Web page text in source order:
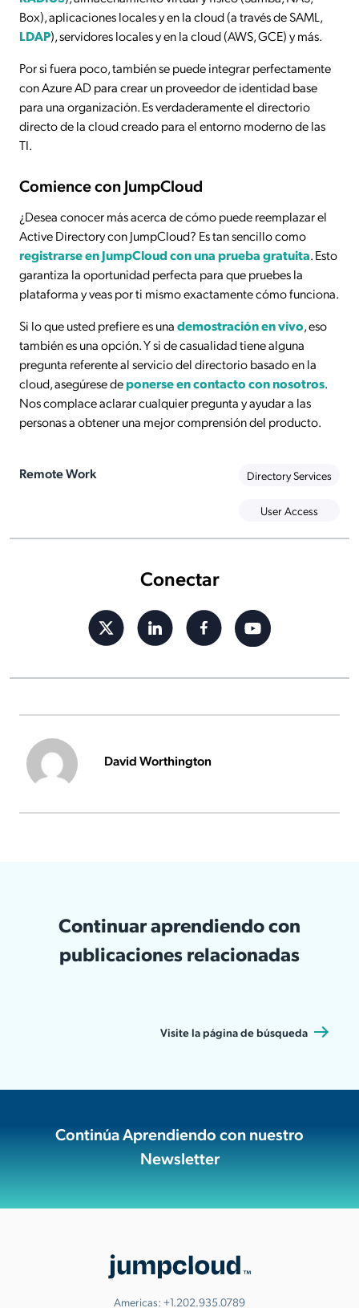
Conectar
Box), aplicaciones locales y en la cloud (a través de SAML,
LDAP), servidores locales y en la cloud (AWS, GCE) y más.
Por si fuera poco, también se puede integrar perfectamente
con Azure AD para crear un proveedor de identidad base
para una organización. Es verdaderamente el directorio
directo de la cloud creado para el entorno moderno de las
TI.
Comience con JumpCloud
¿Desea conocer más acerca de cómo puede reemplazar el
Active Directory con JumpCloud? Es tan sencillo como
registrarseen JumpCloud con una prueba gratuita. Esto
garantiza la oportunidad perfecta para que pruebes la
plataforma y veas por ti mismo exactamente cómo funciona.
Si lo que usted prefiere es unademostración en vivo, eso
también es una opción. Y si de casualidad tiene alguna
pregunta referente al servicio del directorio basado en la
cloud, asegúrese deponerse en contacto con nosotros.
Nos complace aclarar cualquier pregunta y ayudar a las
personas a obtener una mejor comprensión del producto.
Remote Work Directory Services
User Access
David Worthington
Continuar aprendiendo con
publicaciones relacionadas
Visite la página de búsqueda
Continúa Aprendiendo con nuestro
Newsletter
Americas: +1.202.935.0789